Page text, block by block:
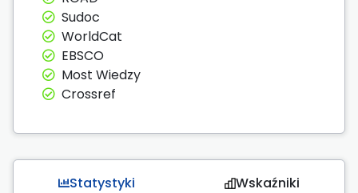
Sudoc
WorldCat
EBSCO
Most Wiedzy
Crossref
Statystyki Wskaźniki